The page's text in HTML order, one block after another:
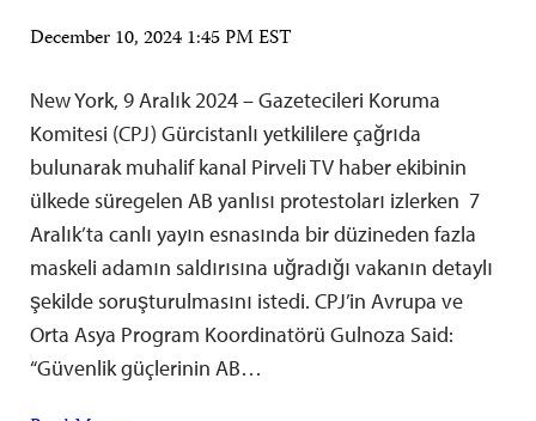
December 10, 2024 1:45 PM EST
New York, 9 Aralık 2024 – Gazetecileri Koruma
Komitesi (CPJ) Gürcistanlı yetkililere çağrıda
bulunarak muhalif kanal Pirveli TV haber ekibinin
ülkede süregelen AB yanlısı protestoları izlerken 7
Aralık’ta canlı yayın esnasında bir düzineden fazla
maskeli adamın saldırısına uğradığı vakanın detaylı
şekilde soruşturulmasını istedi. CPJ’in Avrupa ve
Orta Asya Program Koordinatörü Gulnoza Said:
“Güvenlik güçlerinin AB…